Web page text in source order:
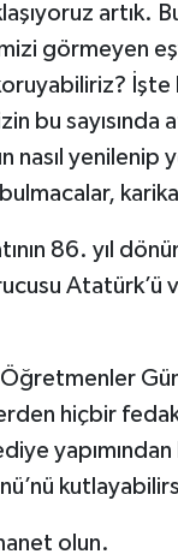
artık.
görmeyen
bu sayısında
nasıl
86. yıl
Atatürk’ü
Öğretmenler
hiçbir
olun.